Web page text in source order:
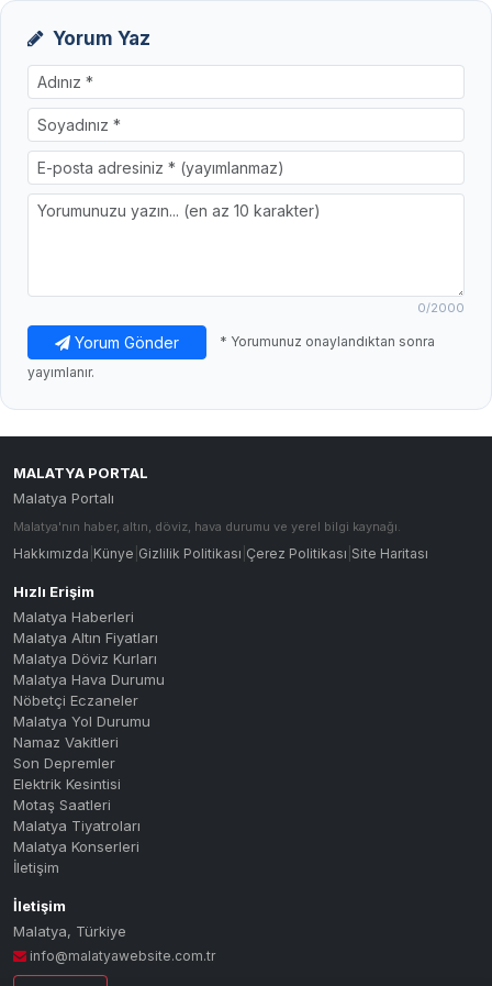
Yorum Yaz
0/2000
Yorum Gönder
* Yorumunuz onaylandıktan sonra
yayımlanır.
MALATYA PORTAL
Malatya Portalı
Malatya'nın haber, altın, döviz, hava durumu ve yerel bilgi kaynağı.
Hakkımızda Künye Gizlilik Politikası Çerez Politikası Site Haritası
Hızlı Erişim
Malatya Haberleri
Malatya Altın Fiyatları
Malatya Döviz Kurları
Malatya Hava Durumu
Nöbetçi Eczaneler
Malatya Yol Durumu
Namaz Vakitleri
Son Depremler
Elektrik Kesintisi
Motaş Saatleri
Malatya Tiyatroları
Malatya Konserleri
İletişim
İletişim
Malatya, Türkiye
info@malatyawebsite.com.tr